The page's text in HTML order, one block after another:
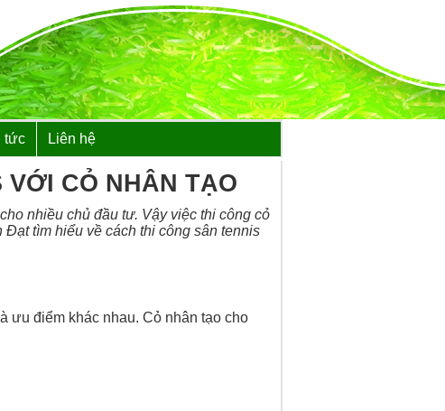
tức Liên hệ
VỚI CỎ NHÂN TẠO
nhiều chủ đầu tư. Vậy việc thi công cỏ
tìm hiểu về cách thi công sân tennis
ưu điểm khác nhau. Cỏ nhân tạo cho